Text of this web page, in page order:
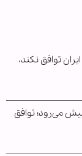
توافق نکند،
می‌رود؛ توافق